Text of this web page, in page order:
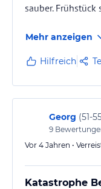
sauber. Frühstück
Mehr anzeigen
Hilfreich
Georg (51-
9
Vor 4 Jahren •
Katastrophe